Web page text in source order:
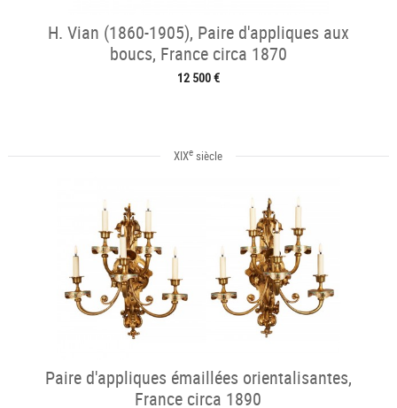
H. Vian (1860-1905), Paire d'appliques aux
boucs, France circa 1870
12 500 €
XIXe siècle
Paire d'appliques émaillées orientalisantes,
France circa 1890